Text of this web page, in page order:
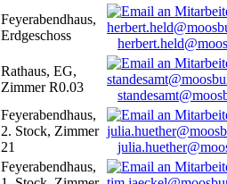
Feyerabendhaus,
Erdgeschoss
Rathaus, EG,
Zimmer R0.03
Feyerabendhaus,
2. Stock, Zimmer
21
Feyerabendhaus,